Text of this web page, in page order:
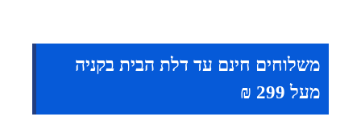
משלוחים חינם עד דלת הבית בקניה
מעל 299 ₪